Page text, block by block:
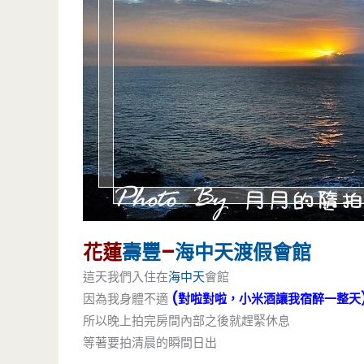
花蓮壽豐–海中天渡假會館
這天我們入住在海中天會館
因為我身體不適 (對啦對啦，小米酒讓我宿醉一整
所以晚上拍完房間內部之後就趕緊休息
等著要拍清晨的瞬間日出